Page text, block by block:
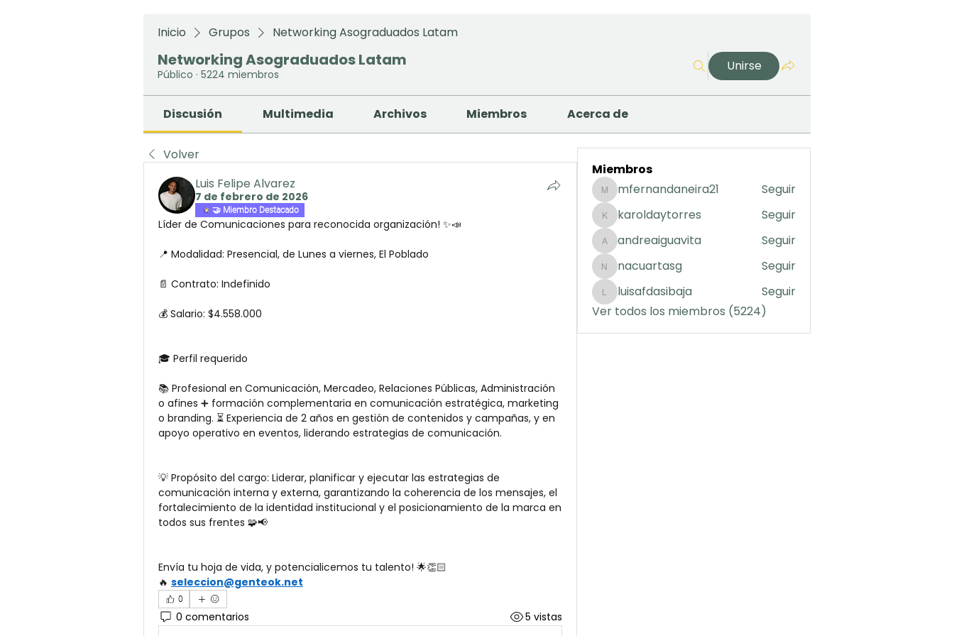
Inicio Grupos Networking Asograduados Latam
Networking Asograduados Latam
Público · 5224 miembros
Unirse
Discusión Multimedia Archivos Miembros Acerca de
Volver
Luis Felipe Alvarez
7 de febrero de 2026
🤝 Miembro Destacado
Líder de Comunicaciones para reconocida organización! ✨📣
📍 Modalidad: Presencial, de Lunes a viernes, El Poblado
📄 Contrato: Indefinido
💰 Salario: $4.558.000
🎓 Perfil requerido
📚 Profesional en Comunicación, Mercadeo, Relaciones Públicas, Administración
o afines ➕ formación complementaria en comunicación estratégica, marketing
o branding. ⏳ Experiencia de 2 años en gestión de contenidos y campañas, y en
apoyo operativo en eventos, liderando estrategias de comunicación.
💡 Propósito del cargo: Liderar, planificar y ejecutar las estrategias de
comunicación interna y externa, garantizando la coherencia de los mensajes, el
fortalecimiento de la identidad institucional y el posicionamiento de la marca en
todos sus frentes 🧩📢
Envía tu hoja de vida, y potencialicemos tu talento! 🌟👏🏻
🔥 seleccion@genteok.net
0
0 comentarios 5 vistas
Miembros
mfernandaneira21
mfernandaneira21 Seguir
karoldaytorres
karoldaytorres Seguir
andreaiguavita
andreaiguavita Seguir
nacuartasg
nacuartasg Seguir
luisafdasibaja
luisafdasibaja
Seguir
Ver todos los miembros (5224)